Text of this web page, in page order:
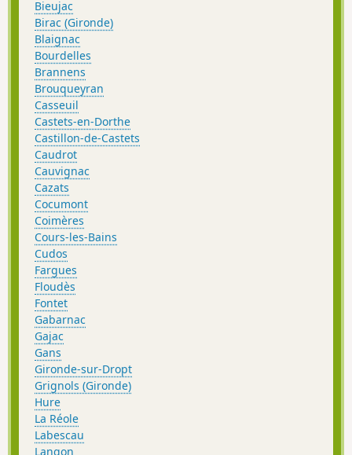
Bieujac
Birac (Gironde)
Blaignac
Bourdelles
Brannens
Brouqueyran
Casseuil
Castets-en-Dorthe
Castillon-de-Castets
Caudrot
Cauvignac
Cazats
Cocumont
Coimères
Cours-les-Bains
Cudos
Fargues
Floudès
Fontet
Gabarnac
Gajac
Gans
Gironde-sur-Dropt
Grignols (Gironde)
Hure
La Réole
Labescau
Langon